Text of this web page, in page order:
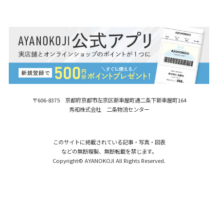
〒606-8375 京都府京都市左京区新車屋町通二条下新車屋町164
秀和株式会社 二条物流センター
このサイトに掲載されている記事・写真・図表
などの無断複製、無断転載を禁じます。
Copyright© AYANOKOJI All Rights Reserved.